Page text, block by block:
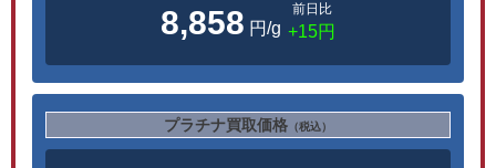
8,858 円/g
前日比
+15円
プラチナ買取価格 （税込）